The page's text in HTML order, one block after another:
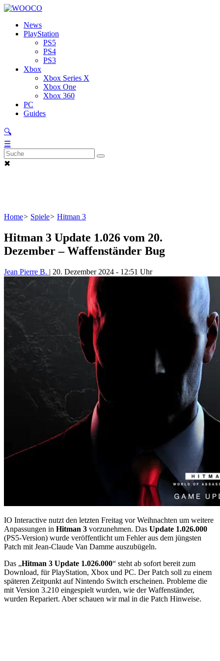
News
PlayStation
PS5
PS4
PS3
Xbox
Xbox Series X
Xbox One
Xbox 360
PC
Guides
🔍
☰
✖
Home> Spiele> Hitman 3
Hitman 3 Update 1.026 vom 20.
Dezember – Waffenständer Bug
Jean Pierre B. | 20. Dezember 2024 - 12:51 Uhr
IO Interactive nutzt den letzten Freitag vor Weihnachten um weitere
Anpassungen in Hitman 3 vorzunehmen. Das Update 1.026.000
(PS5-Version) wurde veröffentlicht um Fehler aus dem jüngsten
Patch mit Jean-Claude Van Damme auszubügeln.
Das „Hitman 3 Update 1.026.000“ steht ab sofort bereit zum
Download, für PlayStation, Xbox und PC. Der Patch soll zu einem
späteren Zeitpunkt auf Nintendo Switch erscheinen. Probleme die
mit Version 3.210 eingespielt wurden, wie der Waffenständer,
wurden Repariert. Aber schauen wir mal in die Patch Hinweise.